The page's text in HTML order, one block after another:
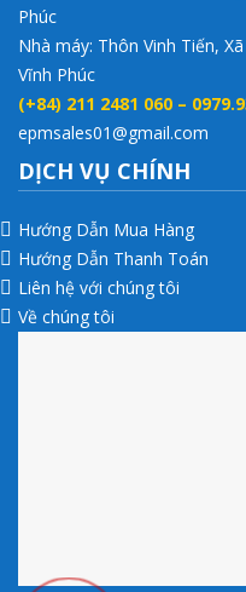
Phúc
Nhà máy: Thôn Vinh Tiến,
Vĩnh Phúc
(+84) 211 2481 060 –
epmsales01@gmail.com
DỊCH VỤ CHÍNH
Hướng Dẫn Mua Hàng
Hướng Dẫn Thanh Toán
Liên hệ với chúng tôi
Về chúng tôi